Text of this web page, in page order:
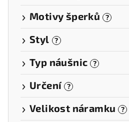
Motivy šperků ?
Styl ?
Typ náušnic ?
Určení ?
Velikost náramku ?